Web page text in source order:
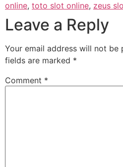
online, toto slot online, zeus
Leave a Reply
Your email address will not be
fields are marked *
Comment *